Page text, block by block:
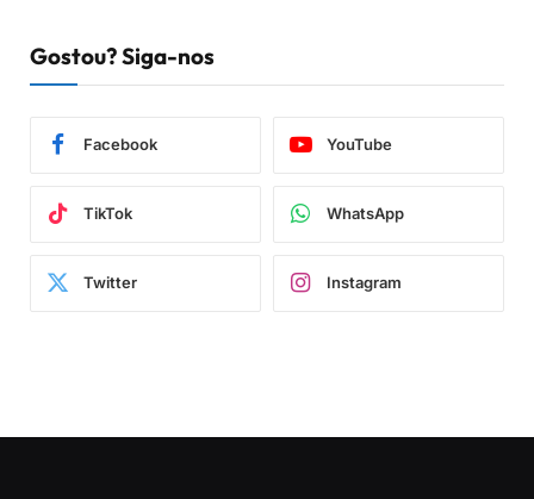
Gostou? Siga-nos
Facebook YouTube
TikTok WhatsApp
Twitter Instagram